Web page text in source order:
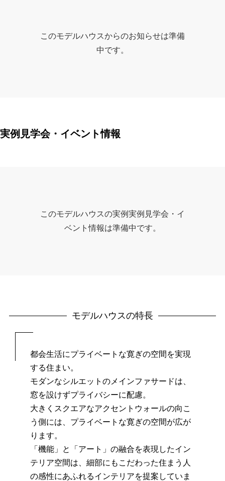
このモデルハウスからのお知らせは準備
中です。
実例見学会・イベント情報
このモデルハウスの実例実例見学会・イ
ベント情報は準備中です。
モデルハウスの特長
都会生活にプライベートな寛ぎの空間を実現
する住まい。
モダンなシルエットのメインファサードは、
窓を設けずプライバシーに配慮。
大きくスクエアなアクセントウォールの向こ
う側には、プライベートな寛ぎの空間が広が
ります。
「機能」と「アート」の融合を表現したイン
テリア空間は、 細部にもこだわった住まう人
の感性にあふれるインテリアを提案していま